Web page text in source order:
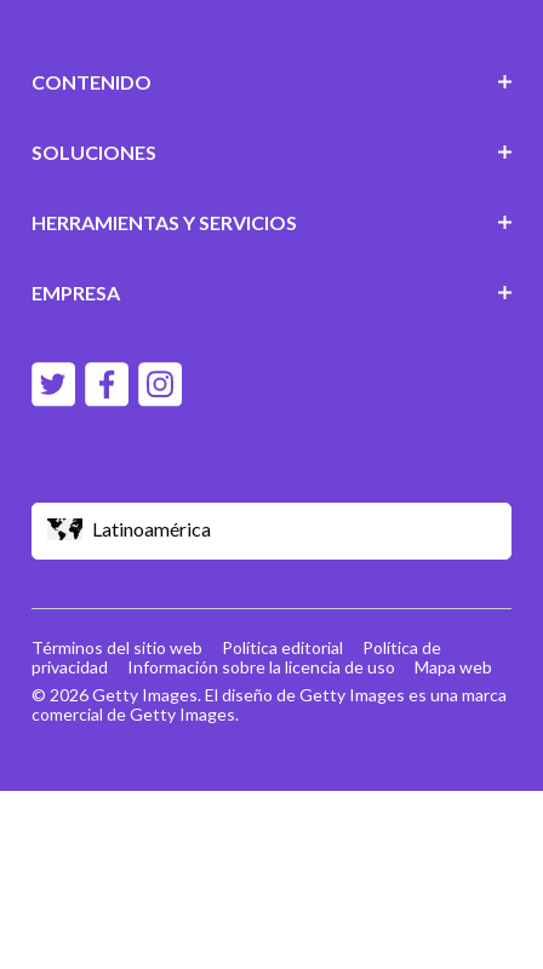
Latinoamérica
CONTENIDO
SOLUCIONES
HERRAMIENTAS Y SERVICIOS
EMPRESA
© 2026 Getty Images. El diseño de Getty Images es una marca
comercial de Getty Images.
Términos del sitio web Política editorial
Política de
privacidad
Información sobre la licencia de uso Mapa web